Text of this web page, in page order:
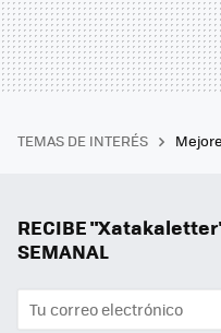
TEMAS DE INTERÉS
RECIBE
SEMANAL